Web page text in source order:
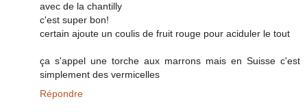
avec de la chantilly
c'est super bon!
certain ajoute un coulis de fruit rouge pour aciduler le tout
ça s'appel une torche aux marrons mais en Suisse c'est
simplement des vermicelles
Répondre